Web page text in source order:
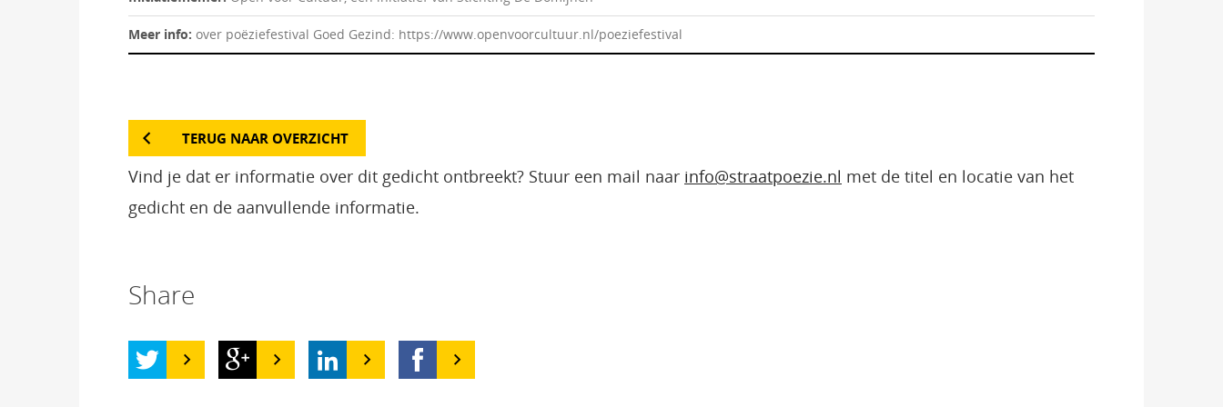
Meer info: over poëziefestival Goed Gezind: https://www.openvoorcultuur.nl/poeziefestival
TERUG NAAR OVERZICHT
Vind je dat er informatie over dit gedicht ontbreekt? Stuur een mail naar info@straatpoezie.nl met de titel en locatie van het
gedicht en de aanvullende informatie.
Share